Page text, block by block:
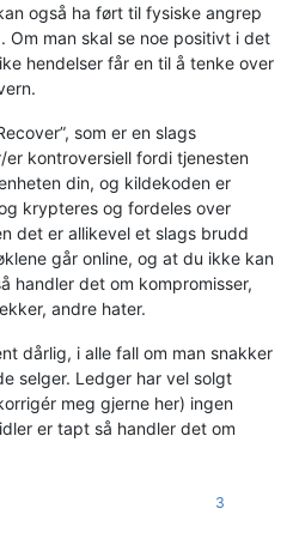
også ha ført til fysiske angrep
Om man skal se noe positivt i det
hendelser får en til å tenke over
som er en slags
kontroversiell fordi tjenesten
din, og kildekoden er
krypteres og fordeles over
det er allikevel et slags brudd
går online, og at du ikke kan
handler det om kompromisser,
andre hater.
dårlig, i alle fall om man snakker
selger. Ledger har vel solgt
meg gjerne her) ingen
er tapt så handler det om
3